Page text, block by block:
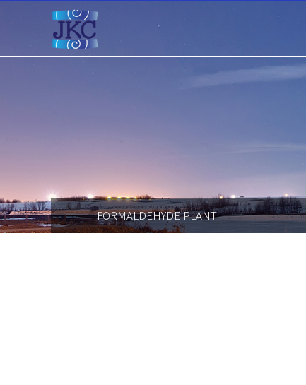
FORMALDEHYDE PLANT